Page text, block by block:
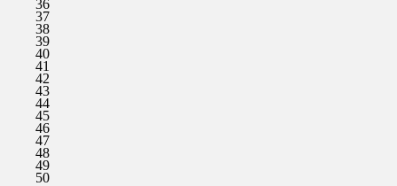
36
37
38
39
40
41
42
43
44
45
46
47
48
49
50